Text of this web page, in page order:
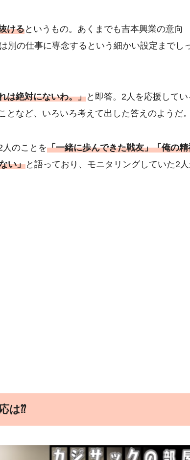
けるというもの。あくまでも吉本興業の意向
別の仕事に専念するという細かい設定までし
は絶対にないわ。」と即答。2人を応援してい
など、いろいろ考えて出した答えのようだ。
のことを「一緒に歩んできた戦友」「俺の精
い」と語っており、モニタリングしていた2
は⁇